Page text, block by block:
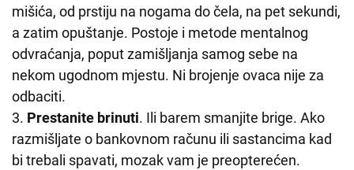
mišića, od prstiju na nogama do čela, na pet sekundi,
a zatim opuštanje. Postoje i metode mentalnog
odvraćanja, poput zamišljanja samog sebe na
nekom ugodnom mjestu. Ni brojenje ovaca nije za
odbaciti.
3. Prestanite brinuti. Ili barem smanjite brige. Ako
razmišljate o bankovnom računu ili sastancima kad
bi trebali spavati, mozak vam je preopterećen.